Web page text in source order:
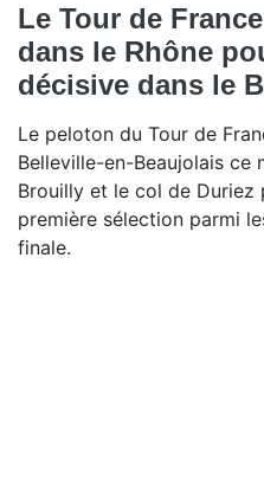
Le Tour de
dans le Rhône
décisive dans le
Le peloton du Tour de
Belleville-en-Beaujolais ce
Brouilly et le col de
première sélection parmi
finale.